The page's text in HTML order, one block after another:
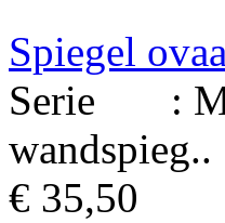
Spiegel
Serie :
wandspieg..
€ 35,50